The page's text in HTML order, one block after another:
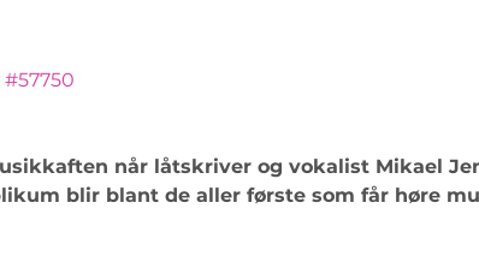
#57750
når låtskriver og vokalist Mikael
blir blant de aller første som får høre